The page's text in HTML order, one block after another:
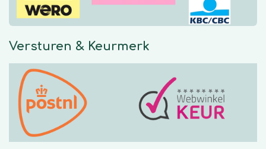
Versturen & Keurmerk